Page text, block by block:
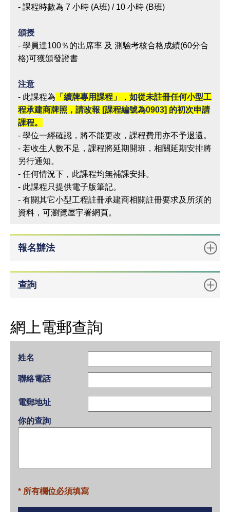
- 課程時數為 7 小時 (A班) / 10 小時 (B班)
頒授
- 學員達100％的出席率 及 測驗考核合格成績(60分合
格)可獲頒發證書
注意
- 此課程為 「續牌專用課程」 ， 如從未註冊任何小型工
程承建商牌照， 請改報 [課程編號為0903] 的初次申請
課程。
- 學位一經確認，將不能更改，課程費用亦不予退還。
- 若收生人數不足，課程將延期開班，相關延期安排將
另行通知。
- 任何情況下，此課程均無補課安排。
- 此課程只提供電子版筆記。
- 有關其它小型工程註冊承建商相關註冊要求及所須的
資料，可瀏覽屋宇署網頁。
報名辦法
查詢
網上電郵查詢
姓名
聯絡電話
電郵地址
你的查詢
* 所有欄位必須填寫